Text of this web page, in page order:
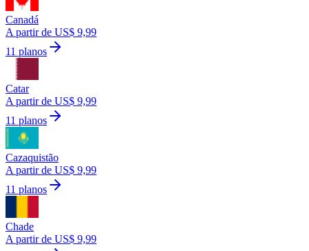
Canadá
A partir de US$ 9,99
11 planos
Catar
A partir de US$ 9,99
11 planos
Cazaquistão
A partir de US$ 9,99
11 planos
Chade
A partir de US$ 9,99